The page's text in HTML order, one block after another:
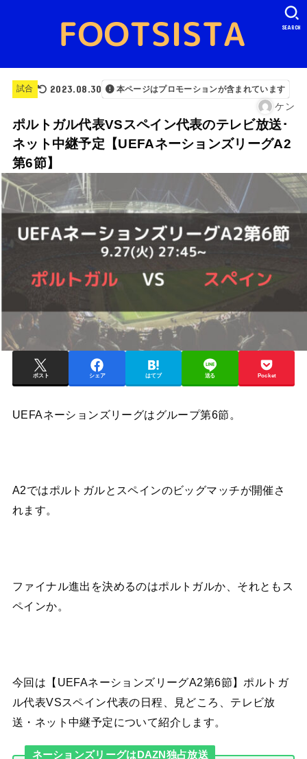
SEARCH
試合 2023.08.30 本ページはプロモーションが含まれています
ケン
ポルトガル代表VSスペイン代表のテレビ放送･
ネット中継予定【UEFAネーションズリーグA2
第6節】
ポスト シェア はてブ 送る Pocket
UEFAネーションズリーグはグループ第6節。
A2ではポルトガルとスペインのビッグマッチが開催さ
れます。
ファイナル進出を決めるのはポルトガルか、それともス
ペインか。
今回は【UEFAネーションズリーグA2第6節】ポルトガ
ル代表VSスペイン代表の日程、見どころ、テレビ放
送・ネット中継予定について紹介します。
ネーションズリーグはDAZN独占放送